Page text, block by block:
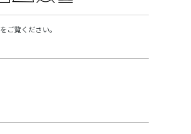
をご覧ください。